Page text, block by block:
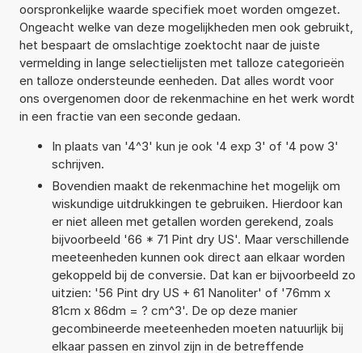
oorspronkelijke waarde specifiek moet worden omgezet.
Ongeacht welke van deze mogelijkheden men ook gebruikt,
het bespaart de omslachtige zoektocht naar de juiste
vermelding in lange selectielijsten met talloze categorieën
en talloze ondersteunde eenheden. Dat alles wordt voor
ons overgenomen door de rekenmachine en het werk wordt
in een fractie van een seconde gedaan.
In plaats van '4^3' kun je ook '4 exp 3' of '4 pow 3'
schrijven.
Bovendien maakt de rekenmachine het mogelijk om
wiskundige uitdrukkingen te gebruiken. Hierdoor kan
er niet alleen met getallen worden gerekend, zoals
bijvoorbeeld '66 * 71 Pint dry US'. Maar verschillende
meeteenheden kunnen ook direct aan elkaar worden
gekoppeld bij de conversie. Dat kan er bijvoorbeeld zo
uitzien: '56 Pint dry US + 61 Nanoliter' of '76mm x
81cm x 86dm = ? cm^3'. De op deze manier
gecombineerde meeteenheden moeten natuurlijk bij
elkaar passen en zinvol zijn in de betreffende